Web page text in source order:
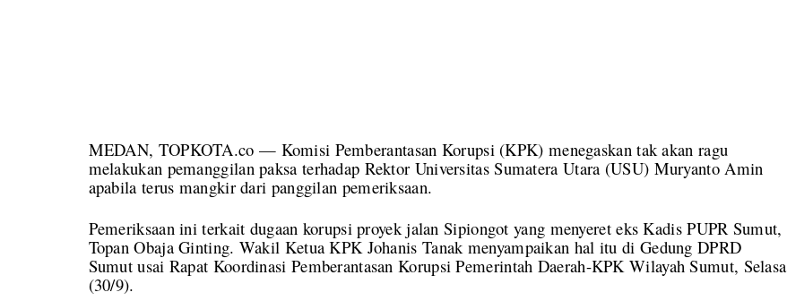
MEDAN, TOPKOTA.co — Komisi Pemberantasan Korupsi (KPK) menegaskan tak akan ragu
melakukan pemanggilan paksa terhadap Rektor Universitas Sumatera Utara (USU) Muryanto Amin
apabila terus mangkir dari panggilan pemeriksaan.
Pemeriksaan ini terkait dugaan korupsi proyek jalan Sipiongot yang menyeret eks Kadis PUPR Sumut,
Topan Obaja Ginting. Wakil Ketua KPK Johanis Tanak menyampaikan hal itu di Gedung DPRD
Sumut usai Rapat Koordinasi Pemberantasan Korupsi Pemerintah Daerah-KPK Wilayah Sumut, Selasa
(30/9).